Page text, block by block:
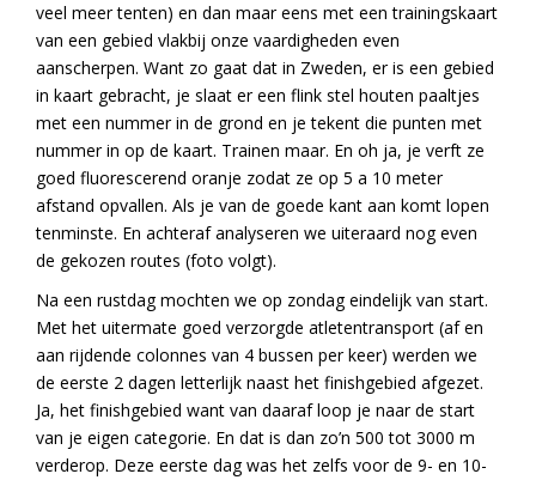
veel meer tenten) en dan maar eens met een trainingskaart
van een gebied vlakbij onze vaardigheden even
aanscherpen. Want zo gaat dat in Zweden, er is een gebied
in kaart gebracht, je slaat er een flink stel houten paaltjes
met een nummer in de grond en je tekent die punten met
nummer in op de kaart. Trainen maar. En oh ja, je verft ze
goed fluorescerend oranje zodat ze op 5 a 10 meter
afstand opvallen. Als je van de goede kant aan komt lopen
tenminste. En achteraf analyseren we uiteraard nog even
de gekozen routes (foto volgt).
Na een rustdag mochten we op zondag eindelijk van start.
Met het uitermate goed verzorgde atletentransport (af en
aan rijdende colonnes van 4 bussen per keer) werden we
de eerste 2 dagen letterlijk naast het finishgebied afgezet.
Ja, het finishgebied want van daaraf loop je naar de start
van je eigen categorie. En dat is dan zo’n 500 tot 3000 m
verderop. Deze eerste dag was het zelfs voor de 9- en 10-